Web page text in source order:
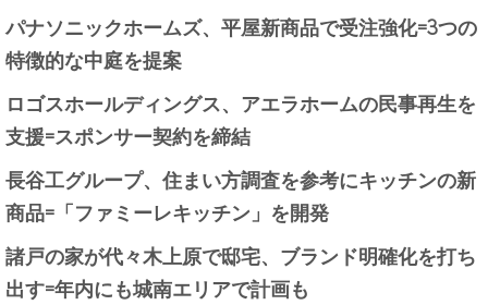
パナソニックホームズ、平屋新商品で受注強化=3つの
特徴的な中庭を提案
ロゴスホールディングス、アエラホームの民事再生を
支援=スポンサー契約を締結
長谷工グループ、住まい方調査を参考にキッチンの新
商品=「ファミーレキッチン」を開発
諸戸の家が代々木上原で邸宅、ブランド明確化を打ち
出す=年内にも城南エリアで計画も